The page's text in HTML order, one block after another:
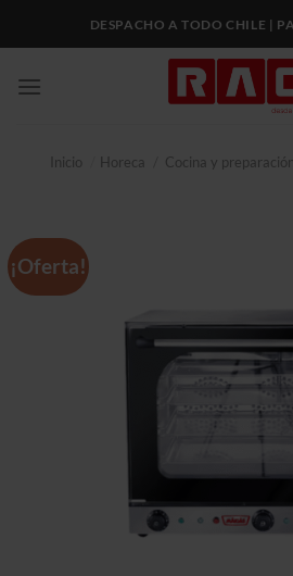
DESPACHO A TODO CHILE |
Inicio Horeca Cocina y preparación
¡Oferta!